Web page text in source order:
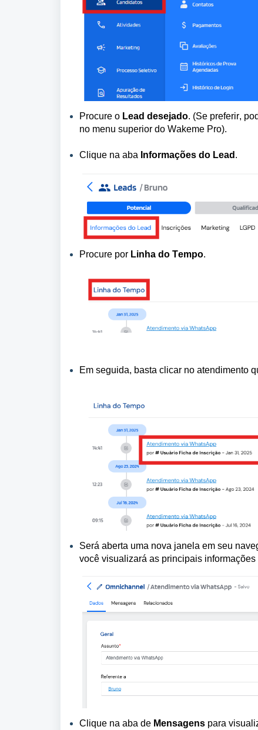
Procure o Lead desejado. (Se preferir,
no menu superior do Wakeme Pro).
Clique na aba Informações do Lead .
Procure por Linha do Tempo.
Em seguida, basta clicar no atendimento
Será aberta uma nova janela em seu
você visualizará as principais informações
Clique na aba de Mensagens para